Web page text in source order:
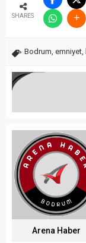
SHARES
Bodrum emniyet
Arena Haber